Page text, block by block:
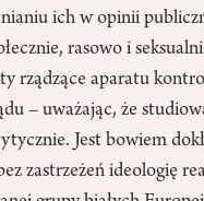
ich w opinii
rasowo i
rządzące aparatu
– uważając, że
Jest bowiem
zastrzeżeń ideologię